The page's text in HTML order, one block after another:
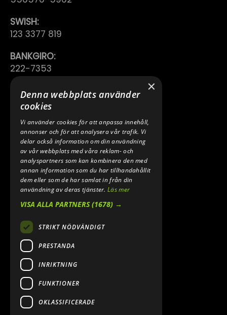
SWISH:
123 3377 819
BANKGIRO:
222-7353
TELEFON:
0640 200 50
E-POST:
INFO@SPEEDSHOPEN.SE
ÅNGRA MITT KÖP
2026. ALL RIGHTS RESERVED.
POWERED BY EMPORI CMS
×
Denna webbplats använder
cookies
Vi använder cookies för att anpassa innehåll,
annonser och för att analysera vår trafik. Vi
delar också information om din användning
av vår webbplats med våra reklam- och
analyspartners som kan kombinera den med
annan information som du har tillhandahållit
dem eller som de har samlat in från din
användning av deras tjänster.Läs mer
VISA ALLA PARTNERS(1678) →
STRIKT NÖDVÄNDIGT
PRESTANDA
INRIKTNING
FUNKTIONER
OKLASSIFICERADE